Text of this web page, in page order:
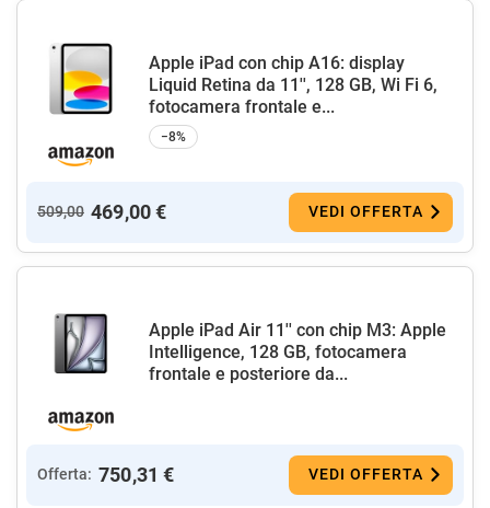
Apple iPad con chip A16: display
Liquid Retina da 11'', 128 GB, Wi Fi 6,
fotocamera frontale e...
−8%
509,00 469,00 € VEDI OFFERTA
Apple iPad Air 11'' con chip M3: Apple
Intelligence, 128 GB, fotocamera
frontale e posteriore da...
Offerta: 750,31 € VEDI OFFERTA